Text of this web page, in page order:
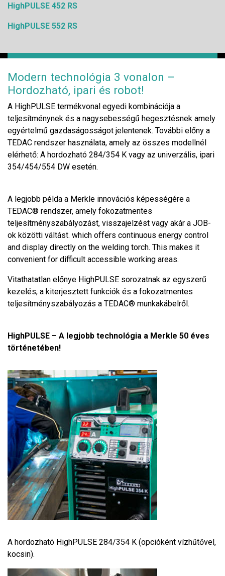
HighPULSE 452 RS
HighPULSE 552 RS
Modern technológia 3 vonalon –
Hordozható, ipari és robot!
A HighPULSE termékvonal egyedi kombinációja a
teljesítménynek és a nagysebességű hegesztésnek amely
egyértelmű gazdaságosságot jelentenek. További előny a
TEDAC rendszer használata, amely az összes modellnél
elérhető: A hordozható 284/354 K vagy az univerzális, ipari
354/454/554 DW esetén.
A legjobb példa a Merkle innovációs képességére a
TEDAC® rendszer, amely fokozatmentes
teljesítményszabályozást, visszajelzést vagy akár a JOB-
ok közötti váltást. which offers continuous energy control
and display directly on the welding torch. This makes it
convenient for difficult accessible working areas.
Vitathatatlan előnye HighPULSE sorozatnak az egyszerű
kezelés, a kiterjesztett funkciók és a fokozatmentes
teljesítményszabályozás a TEDAC® munkakábelről.
HighPULSE – A legjobb technológia a Merkle 50 éves
történetében!
A hordozható HighPULSE 284/354 K (opcióként vízhűtővel,
kocsin).